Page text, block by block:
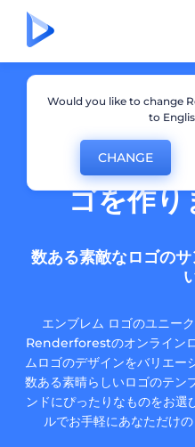
人目をひ
ゴを作り
数ある素敵なロゴの
エンブレム ロゴのユニー
Renderforestのオンライン
ムロゴのデザインをバリエー
数ある素晴らしいロゴのテン
ンドにぴったりなものをお
ルでお手軽にあなただけ
Would you like to change
to
CHANGE